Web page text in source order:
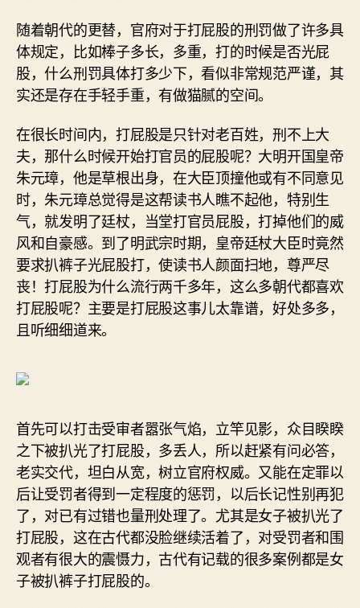
随着朝代的更替，官府对于打屁股的刑罚做了许多具
体规定，比如棒子多长，多重，打的时候是否光屁
股，什么刑罚具体打多少下，看似非常规范严谨，其
实还是存在手轻手重，有做猫腻的空间。
在很长时间内，打屁股是只针对老百姓，刑不上大
夫，那什么时候开始打官员的屁股呢？大明开国皇帝
朱元璋，他是草根出身，在大臣顶撞他或有不同意见
时，朱元璋总觉得是这帮读书人瞧不起他，特别生
气，就发明了廷杖，当堂打官员屁股，打掉他们的威
风和自豪感。到了明武宗时期，皇帝廷杖大臣时竟然
要求扒裤子光屁股打，使读书人颜面扫地，尊严尽
丧！打屁股为什么流行两千多年，这么多朝代都喜欢
打屁股呢？主要是打屁股这事儿太靠谱，好处多多，
且听细细道来。
首先可以打击受审者嚣张气焰，立竿见影，众目睽睽
之下被扒光了打屁股，多丢人，所以赶紧有问必答，
老实交代，坦白从宽，树立官府权威。又能在定罪以
后让受罚者得到一定程度的惩罚，以后长记性别再犯
了，对已有过错也量刑处理了。尤其是女子被扒光了
打屁股，这在古代都没脸继续活着了，对受罚者和围
观者有很大的震慑力，古代有记载的很多案例都是女
子被扒裤子打屁股的。